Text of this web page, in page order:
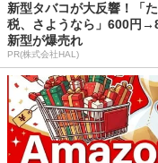
新型タバコが大反響！「
税、さようなら」600円
新型が爆売れ
PR(株式会社HAL)